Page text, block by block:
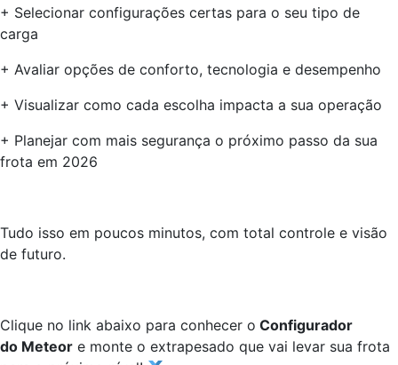
+ Selecionar configurações certas para o seu tipo de
carga
+ Avaliar opções de conforto, tecnologia e desempenho
+ Visualizar como cada escolha impacta a sua operação
+ Planejar com mais segurança o próximo passo da sua
frota em 2026
Tudo isso em poucos minutos, com total controle e visão
de futuro.
Clique no link abaixo para conhecer o Configurador
do Meteor e monte o extrapesado que vai levar sua frota